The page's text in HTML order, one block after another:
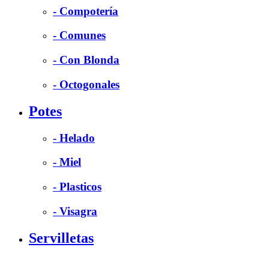
- Compotería
- Comunes
- Con Blonda
- Octogonales
Potes
- Helado
- Miel
- Plasticos
- Visagra
Servilletas